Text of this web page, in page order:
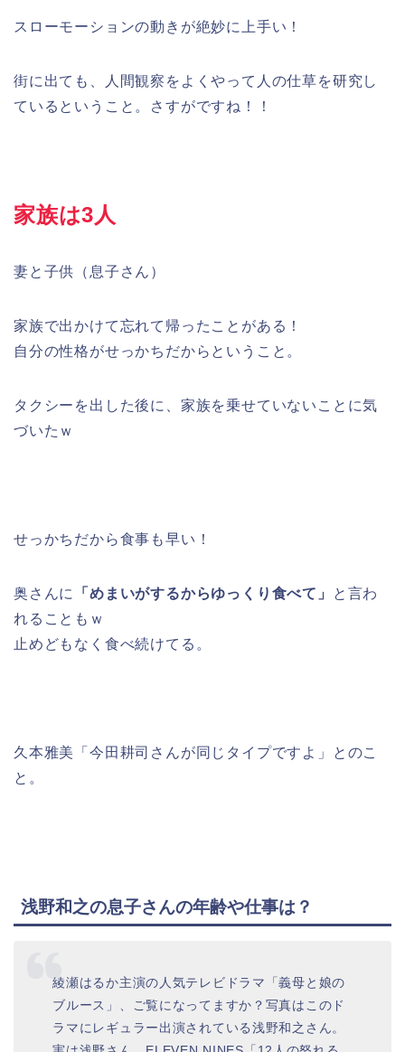
スローモーションの動きが絶妙に上手い！
街に出ても、人間観察をよくやって人の仕草を研究し
ているということ。さすがですね！！
家族は3人
妻と子供（息子さん）
家族で出かけて忘れて帰ったことがある！
自分の性格がせっかちだからということ。
タクシーを出した後に、家族を乗せていないことに気
づいたｗ
せっかちだから食事も早い！
奥さんに 「めまいがするからゆっくり食べて」
と言わ
れることもｗ
止めどもなく食べ続けてる。
久本雅美「今田耕司さんが同じタイプですよ」とのこ
と。
浅野和之の息子さんの年齢や仕事は？
綾瀬はるか主演の人気テレビドラマ「義母と娘の
ブルース」、ご覧になってますか？写真はこのド
ラマにレギュラー出演されている浅野和之さん。